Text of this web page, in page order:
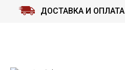
ДОСТАВКА И ОПЛАТА